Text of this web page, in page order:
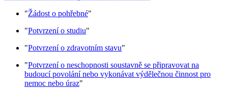
"Žádost o pohřebné"
"Potvrzení o studiu"
"Potvrzení o zdravotním stavu"
"Potvrzení o neschopnosti soustavně se připravovat na
budoucí povolání nebo vykonávat výdělečnou činnost pro
nemoc nebo úraz"